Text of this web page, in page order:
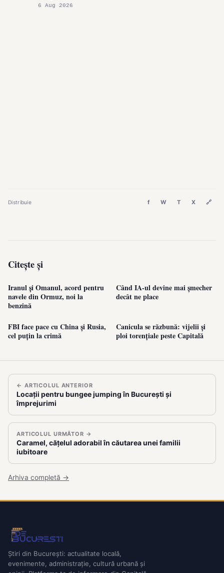
6 Aug 2026
Distribuie f W T X 🔗
Citește și
Iranul și Omanul, acord pentru
navele din Ormuz, noi la
benzină
Când IA-ul devine mai șmecher
decât ne place
FBI face pace cu China și Rusia,
cel puțin la crimă
Canicula se răzbună: vijelii și
ploi torențiale peste Capitală
← ARTICOLUL ANTERIOR
Locații pentru bungee jumping în București și
împrejurimi
ARTICOLUL URMĂTOR →
Caramel, cățelul adorabil în căutarea unei familii
iubitoare
Arhiva completă →
Știri din București: actualitate locală,
evenimente, administrație, cultură urbană și